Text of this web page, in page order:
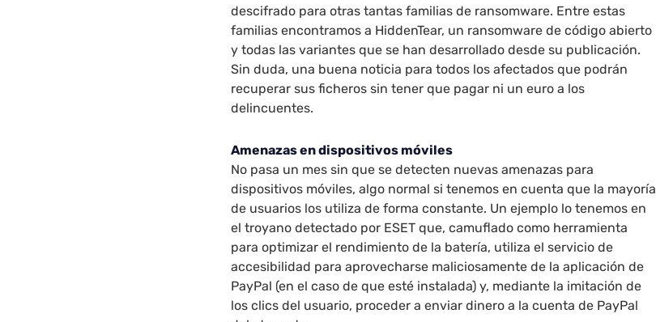
descifrado para otras tantas familias de ransomware. Entre estas
familias encontramos a HiddenTear, un ransomware de código abierto
y todas las variantes que se han desarrollado desde su publicación.
Sin duda, una buena noticia para todos los afectados que podrán
recuperar sus ficheros sin tener que pagar ni un euro a los
delincuentes.
Amenazas en dispositivos móviles
No pasa un mes sin que se detecten nuevas amenazas para
dispositivos móviles, algo normal si tenemos en cuenta que la mayoría
de usuarios los utiliza de forma constante. Un ejemplo lo tenemos en
el troyano detectado por ESET que, camuflado como herramienta
para optimizar el rendimiento de la batería, utiliza el servicio de
accesibilidad para aprovecharse maliciosamente de la aplicación de
PayPal (en el caso de que esté instalada) y, mediante la imitación de
los clics del usuario, proceder a enviar dinero a la cuenta de PayPal